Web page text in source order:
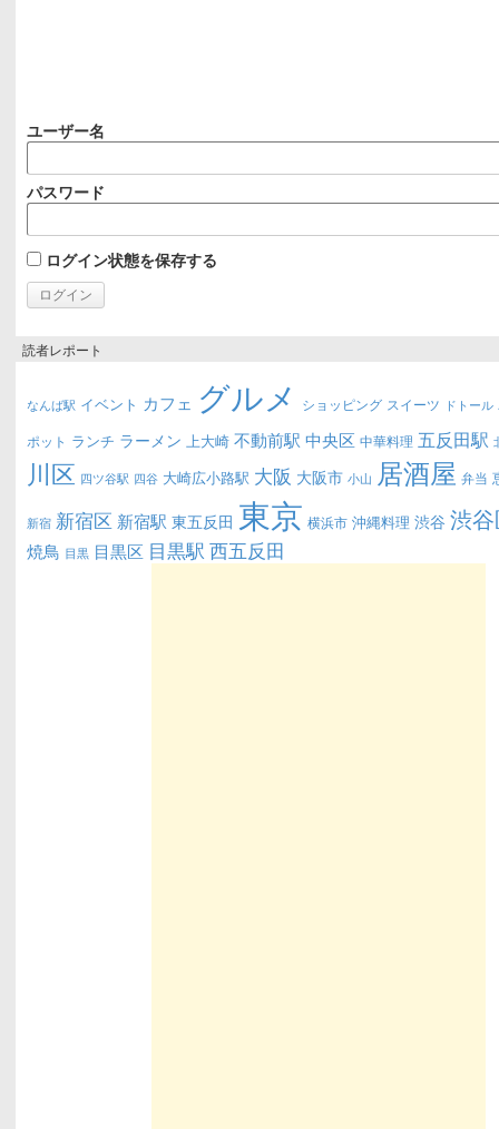
ユーザー名
パスワード
ログイン状態を保存する
読者レポート
なんば駅 イベント カフェ グルメ ショッピング スイーツ ドトール
ポット ランチ ラーメン 上大崎 不動前駅 中央区 中華料理 五反田駅
川区 四ツ谷駅 四谷 大崎広小路駅 大阪 大阪市 小山 居酒屋 弁当
新宿 新宿区 新宿駅 東五反田 東京 横浜市 沖縄料理 渋谷 渋
焼鳥 目黒 目黒区 目黒駅 西五反田